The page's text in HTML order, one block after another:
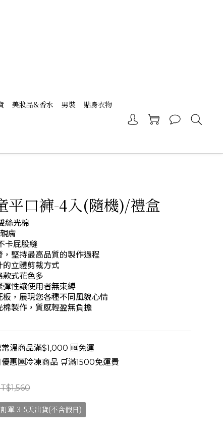
美妝品&香水 男裝 貼身衣物
平口褲-4入(隨機)/禮盒
絲光棉
膚
卡屁股縫
堅持最高品質的製作過程
立體剪裁方式
式花色多
性讓使用者無束縛
，展現您各種不同風貌心情
製作，質感輕盈無負擔
溫商品滿$1,000 🆓免運
惠🆒冷凍商品 🛒滿1500免運費
單 3-5天出貨(不含假日)